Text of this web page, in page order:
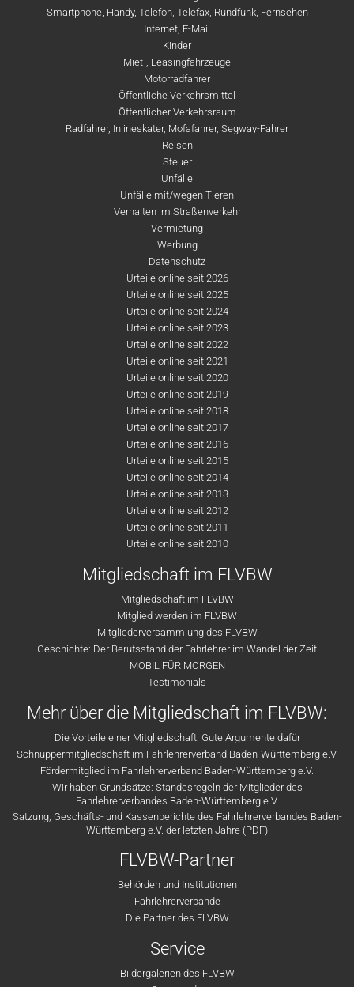
Smartphone, Handy, Telefon, Telefax, Rundfunk, Fernsehen
Internet, E-Mail
Kinder
Miet-, Leasingfahrzeuge
Motorradfahrer
Öffentliche Verkehrsmittel
Öffentlicher Verkehrsraum
Radfahrer, Inlineskater, Mofafahrer, Segway-Fahrer
Reisen
Steuer
Unfälle
Unfälle mit/wegen Tieren
Verhalten im Straßenverkehr
Vermietung
Werbung
Datenschutz
Urteile online seit 2026
Urteile online seit 2025
Urteile online seit 2024
Urteile online seit 2023
Urteile online seit 2022
Urteile online seit 2021
Urteile online seit 2020
Urteile online seit 2019
Urteile online seit 2018
Urteile online seit 2017
Urteile online seit 2016
Urteile online seit 2015
Urteile online seit 2014
Urteile online seit 2013
Urteile online seit 2012
Urteile online seit 2011
Urteile online seit 2010
Mitgliedschaft im FLVBW
Mitgliedschaft im FLVBW
Mitglied werden im FLVBW
Mitgliederversammlung des FLVBW
Geschichte: Der Berufsstand der Fahrlehrer im Wandel der Zeit
MOBIL FÜR MORGEN
Testimonials
Mehr über die Mitgliedschaft im FLVBW:
Die Vorteile einer Mitgliedschaft: Gute Argumente dafür
Schnuppermitgliedschaft im Fahrlehrerverband Baden-Württemberg e.V.
Fördermitglied im Fahrlehrerverband Baden-Württemberg e.V.
Wir haben Grundsätze: Standesregeln der Mitglieder des
Fahrlehrerverbandes Baden-Württemberg e.V.
Satzung, Geschäfts- und Kassenberichte des Fahrlehrerverbandes Baden-
Württemberg e.V. der letzten Jahre (PDF)
FLVBW-Partner
Behörden und Institutionen
Fahrlehrerverbände
Die Partner des FLVBW
Service
Bildergalerien des FLVBW